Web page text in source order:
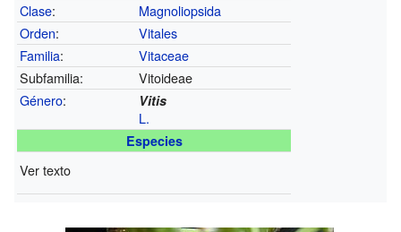
Clase:
Magnoliopsida
Orden:
Vitales
Familia:
Vitaceae
Subfamilia:
Vitoideae
Género: Vitis
L.
Especies
Ver texto